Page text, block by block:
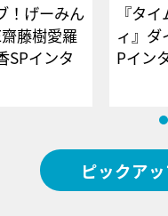
！げーみん
藤樹愛羅
SPインタ
『タ
ィ』ダ
Pイ
ピックア